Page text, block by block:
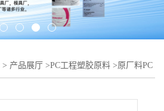
> 产品展厅 >PC工程塑胶原料 >原厂料PC